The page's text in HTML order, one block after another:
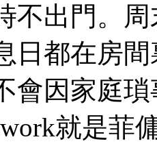
不出門。
日都在房
會因家庭
就是菲